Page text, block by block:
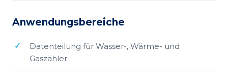
Anwendungsbereiche
Datenteilung für Wasser-, Wärme- und
Gaszähler